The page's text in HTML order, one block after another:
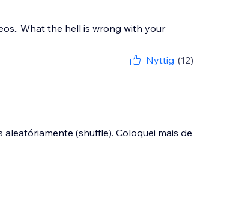
What the hell is wrong with your
Nyttig (12)
(shuffle). Coloquei mais de